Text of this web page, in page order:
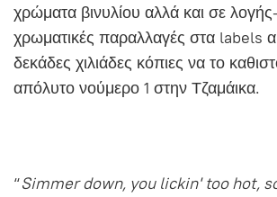
χρώματα βινυλίου αλλά και σε
χρωματικές παραλλαγές στα labels
δεκάδες χιλιάδες κόπιες να το
απόλυτο νούμερο 1 στην Τζαμάικα.
“Simmer down, you lickin' too hot,